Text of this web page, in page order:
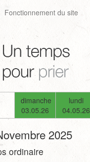
Fonctionnement du site
dimanche
03.05.26
lundi
04.05.26
2025
ordinaire